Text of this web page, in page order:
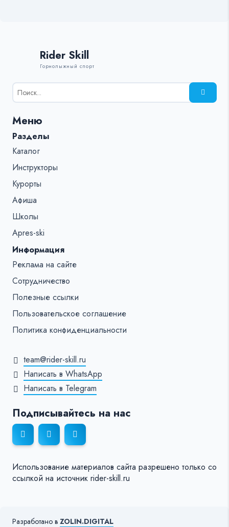
Rider Skill
Горнолыжный спорт
Результаты
поиска
%s:
Меню
Разделы
Каталог
Инструкторы
Курорты
Афиша
Школы
Apres-ski
Информация
Реклама на сайте
Сотрудничество
Полезные ссылки
Пользовательское соглашение
Политика конфиденциальности
team@rider-skill.ru
Написать в WhatsApp
Написать в Telegram
Подписывайтесь на нас
Использование материалов сайта разрешено только со
ссылкой на источник rider-skill.ru
Разработано в ZOLIN.DIGITAL